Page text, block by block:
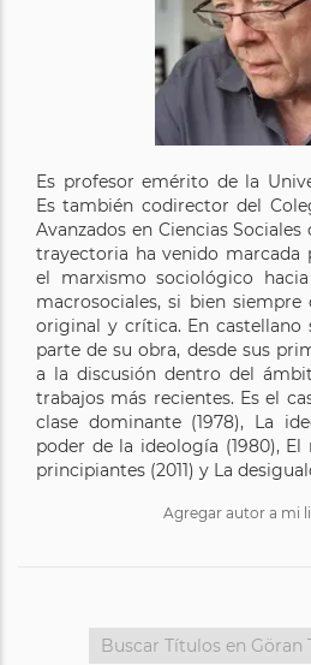
Es profesor emérito de la
Es también codirector del
Avanzados en Ciencias Sociales
trayectoria ha venido marcada
el marxismo sociológico
macrosociales, si bien siempre
original y crítica. En castellano
parte de su obra, desde sus
a la discusión dentro del
trabajos más recientes. Es el
clase dominante (1978), La
poder de la ideología (1980),
principiantes (2011) y La
Agregar autor a mi